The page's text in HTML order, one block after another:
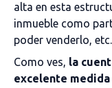
alta en esta
inmueble como
poder venderlo, etc.
Como ves, la
excelente